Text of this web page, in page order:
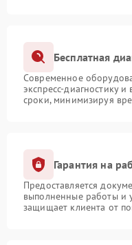
Бесплатная
Современное
экспресс-диагностику
сроки, минимизируя
Гарантия на
Предоставляется
выполненные работы и
защищает клиента от